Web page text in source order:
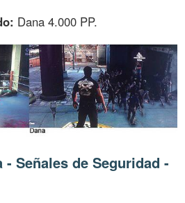
Dana 4.000 PP.
Señales de Seguridad -